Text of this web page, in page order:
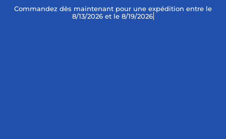
Commandez dès maintenant pour une expédition entre le
8/13/2026 et le 8/19/2026 !